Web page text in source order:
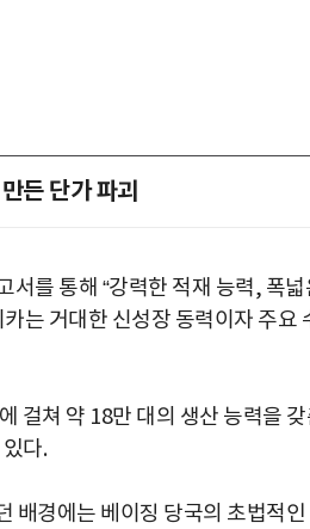
든 단가 파괴
를 통해 “강력한 적재 능력, 폭
는 거대한 신성장 동력이자 주요
걸쳐 약 18만 대의 생산 능력을
다.
배경에는 베이징 당국의 초법적